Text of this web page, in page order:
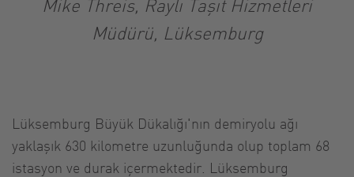
Mike Threis, Raylı Taşıt Hizmetleri
Müdürü, Lüksemburg
Lüksemburg Büyük Dükalığı'nın demiryolu ağı
yaklaşık 630 kilometre uzunluğunda olup toplam 68
istasyon ve durak içermektedir. Lüksemburg